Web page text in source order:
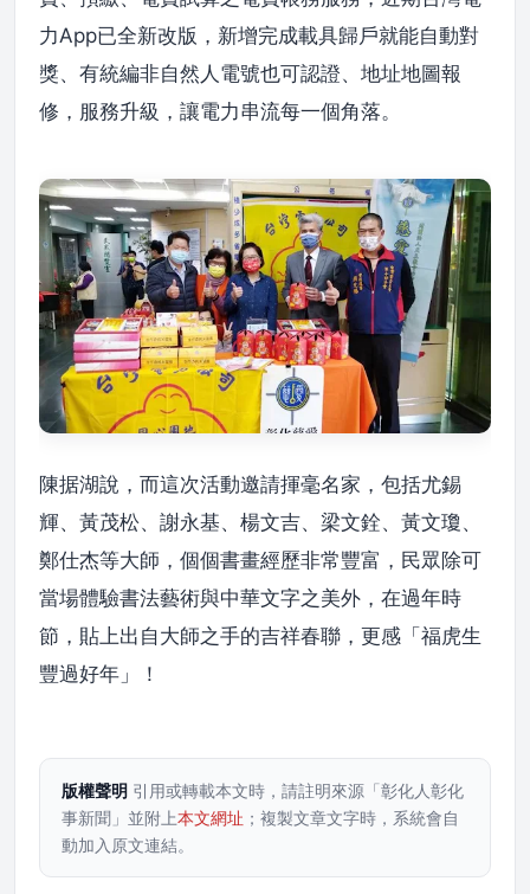
力App已全新改版，新增完成載具歸戶就能自動對
獎、有統編非自然人電號也可認證、地址地圖報
修，服務升級，讓電力串流每一個角落。
陳据湖說，而這次活動邀請揮毫名家，包括尤錫
輝、黃茂松、謝永基、楊文吉、梁文銓、黃文瓊、
鄭仕杰等大師，個個書畫經歷非常豐富，民眾除可
當場體驗書法藝術與中華文字之美外，在過年時
節，貼上出自大師之手的吉祥春聯，更感「福虎生
豐過好年」！
版權聲明 引用或轉載本文時，請註明來源「彰化人彰化
事新聞」並附上本文網址 ；複製文章文字時，系統會自
動加入原文連結。